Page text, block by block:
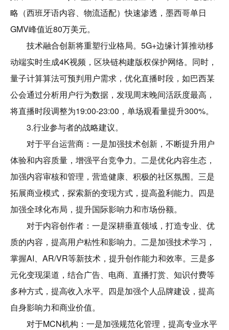
略（西班牙语内容、物流适配）快速渗透，墨西哥单日
GMV峰值近80万美元。
技术融合创新将重塑行业格局。5G+边缘计算推动移
动端实时生成4K视频，区块链构建版权保护网络。同时，
量子计算算法可预判用户需求，优化直播时段，如巴西某
公会通过分析用户行为数据，发现周末晚间活跃度最高，
将直播时段调整为19:00-23:00，单场观看量提升300%。
3.行业参与者的战略建议。
对于平台运营商：一是加强技术创新，不断提升用户
体验和内容质量，增强平台竞争力。二是优化内容生态，
加强内容审核和管理，营造健康、积极的社区氛围。三是
拓展商业模式，探索新的变现方式，提高盈利能力。四是
加强全球化布局，提升国际影响力和市场份额。
对于内容创作者：一是深耕垂直领域，打造专业、优
质的内容，提高用户粘性和影响力。二是加强技术学习，
掌握AI、AR/VR等新技术，提升创作能力和效率。三是多
元化变现渠道，结合广告、电商、直播打赏、知识付费等
多种方式，提高收入水平。四是加强个人品牌建设，提高
自身影响力和商业价值。
对于MCN机构：一是加强规范化管理，提高专业水平